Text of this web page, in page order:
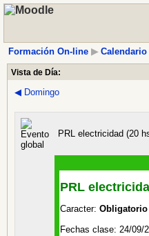
Formación On-line ▶ Calendario
Vista de Día:
◀ Domingo
PRL electricidad (20
PRL
Caracter: Obligatorio
Fechas clase: 24/09/